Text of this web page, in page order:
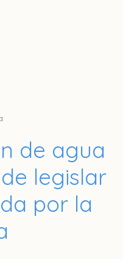
de agua
legislar
por la